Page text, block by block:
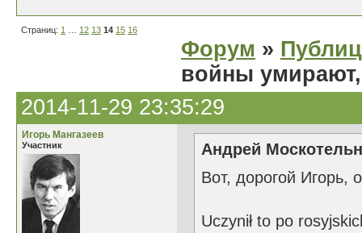
Страниц: 1 12 13 14 15 16
Форум »
войны
2014-11-29 23:35:29
Игорь Мангазеев
Участник
Андрей
Вот, дорогой Игорь,
Uczynił to po